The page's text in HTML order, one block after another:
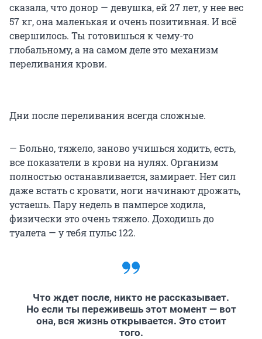
сказала, что донор — девушка, ей 27 лет, у нее вес
57 кг, она маленькая и очень позитивная. И всё
свершилось. Ты готовишься к чему-то
глобальному, а на самом деле это механизм
переливания крови.
Дни после переливания всегда сложные.
— Больно, тяжело, заново учишься ходить, есть,
все показатели в крови на нулях. Организм
полностью останавливается, замирает. Нет сил
даже встать с кровати, ноги начинают дрожать,
устаешь. Пару недель в памперсе ходила,
физически это очень тяжело. Доходишь до
туалета — у тебя пульс 122.
Что ждет после, никто не рассказывает.
Но если ты переживешь этот момент — вот
она, вся жизнь открывается. Это стоит
того.